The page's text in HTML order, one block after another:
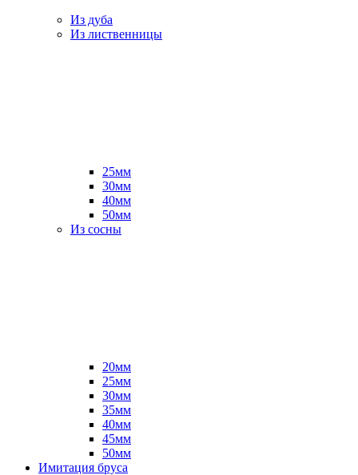
Из дуба
Из лиственницы
25мм
30мм
40мм
50мм
Из сосны
20мм
25мм
30мм
35мм
40мм
45мм
50мм
Имитация бруса